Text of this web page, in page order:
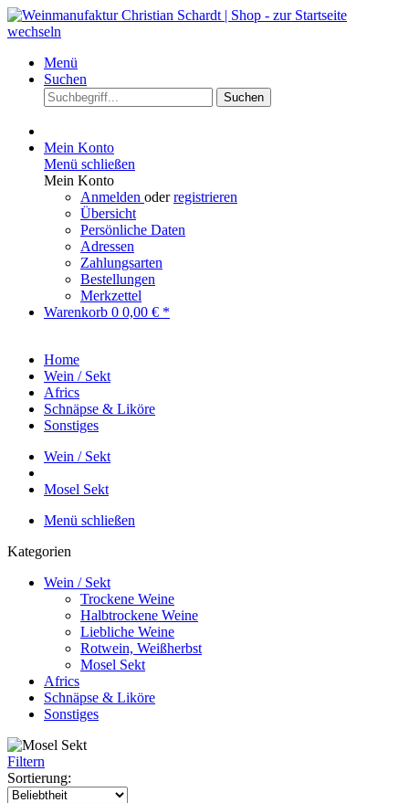
Menü
Suchen
Suchen
Mein Konto
Menü schließen
Mein Konto
Anmelden oderregistrieren
Übersicht
Persönliche Daten
Adressen
Zahlungsarten
Bestellungen
Merkzettel
Warenkorb 0 0,00 € *
Home
Wein / Sekt
Africs
Schnäpse & Liköre
Sonstiges
Wein / Sekt
Mosel Sekt
Menü schließen
Kategorien
Wein / Sekt
Trockene Weine
Halbtrockene Weine
Liebliche Weine
Rotwein, Weißherbst
Mosel Sekt
Africs
Schnäpse & Liköre
Sonstiges
Filtern
Sortierung: